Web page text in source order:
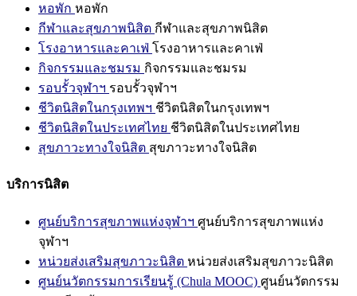
หอพัก หอพัก
กีฬาและสุขภาพนิสิต กีฬาและสุขภาพนิสิต
โรงอาหารและคาเฟ่ โรงอาหารและคาเฟ่
กิจกรรมและชมรม กิจกรรมและชมรม
รอบรั้วจุฬาฯ รอบรั้วจุฬาฯ
ชีวิตนิสิตในกรุงเทพฯ ชีวิตนิสิตในกรุงเทพฯ
ชีวิตนิสิตในประเทศไทย ชีวิตนิสิตในประเทศไทย
สุขภาวะทางใจนิสิต สุขภาวะทางใจนิสิต
บริการนิสิต
ศูนย์บริการสุขภาพแห่งจุฬาฯ ศูนย์บริการสุขภาพแห่ง
จุฬาฯ
หน่วยส่งเสริมสุขภาวะนิสิต หน่วยส่งเสริมสุขภาวะนิสิต
ศูนย์นวัตกรรมการเรียนรู้ (Chula MOOC) ศูนย์นวัตกรรม